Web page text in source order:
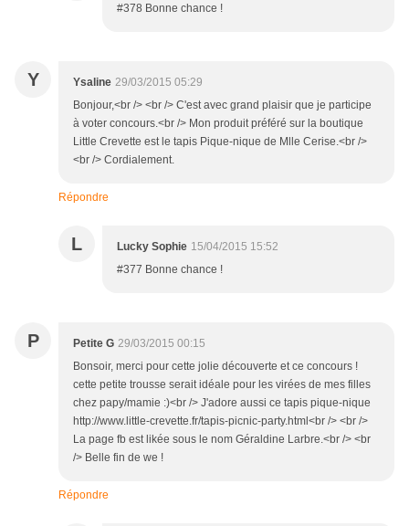
#378 Bonne chance !
Y Ysaline 29/03/2015 05:29
Bonjour,<br /> <br /> C'est avec grand plaisir que je participe
à voter concours.<br /> Mon produit préféré sur la boutique
Little Crevette est le tapis Pique-nique de Mlle Cerise.<br />
<br /> Cordialement.
Répondre
L Lucky Sophie 15/04/2015 15:52
#377 Bonne chance !
P Petite G 29/03/2015 00:15
Bonsoir, merci pour cette jolie découverte et ce concours !
cette petite trousse serait idéale pour les virées de mes filles
chez papy/mamie :)<br /> J'adore aussi ce tapis pique-nique
http://www.little-crevette.fr/tapis-picnic-party.html<br /> <br />
La page fb est likée sous le nom Géraldine Larbre.<br /> <br
/> Belle fin de we !
Répondre